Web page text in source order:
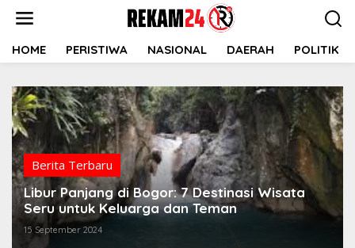
HOME PERISTIWA NASIONAL DAERAH POLITIK
Berita Terbaru
Libur Panjang di Bogor: 7 Destinasi Wisata
Seru untuk Keluarga dan Teman
15 September 2024